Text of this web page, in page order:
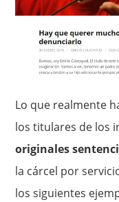
Lo que realmente
los titulares de los
originales
la cárcel por
los siguientes